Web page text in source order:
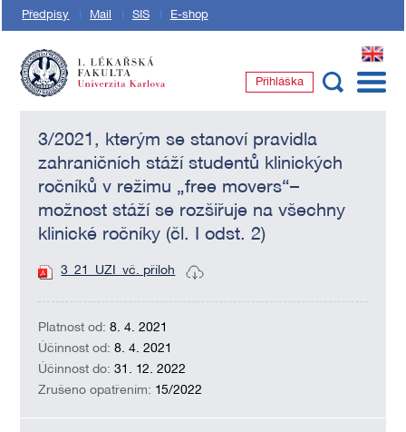
Předpisy Mail SIS E-shop
EN
Přihláška
3/2021, kterým se stanoví pravidla
zahraničních stáží studentů klinických
ročníků v režimu „free movers“–
možnost stáží se rozšiřuje na všechny
klinické ročníky (čl. I odst. 2)
3_21_UZI_vč. příloh
Platnost od:8. 4. 2021
Účinnost od:8. 4. 2021
Účinnost do:31. 12. 2022
Zrušeno opatřením: 15/2022